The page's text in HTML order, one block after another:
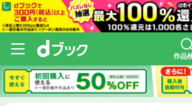
作品